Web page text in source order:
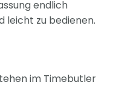
endlich
leicht zu bedienen.
im Timebutler